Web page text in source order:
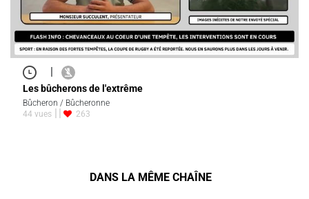
|
Les bûcherons de l'extrême
Bûcheron / Bûcheronne
44 vues
263
DANS LA MÊME CHAÎNE